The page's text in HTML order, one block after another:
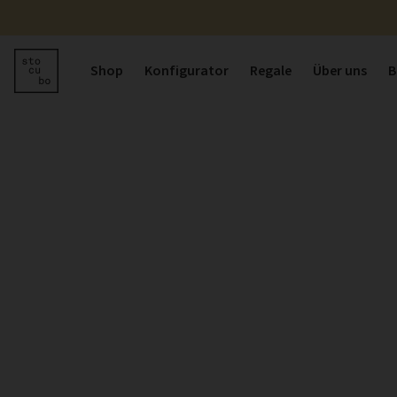
Shop Konfigurator Regale Über uns